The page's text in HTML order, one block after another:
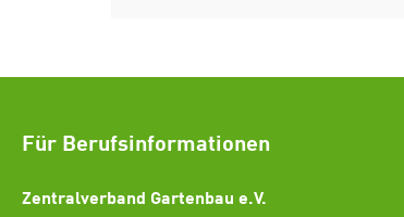
Für Berufsinformationen
Zentralverband Gartenbau e.V.